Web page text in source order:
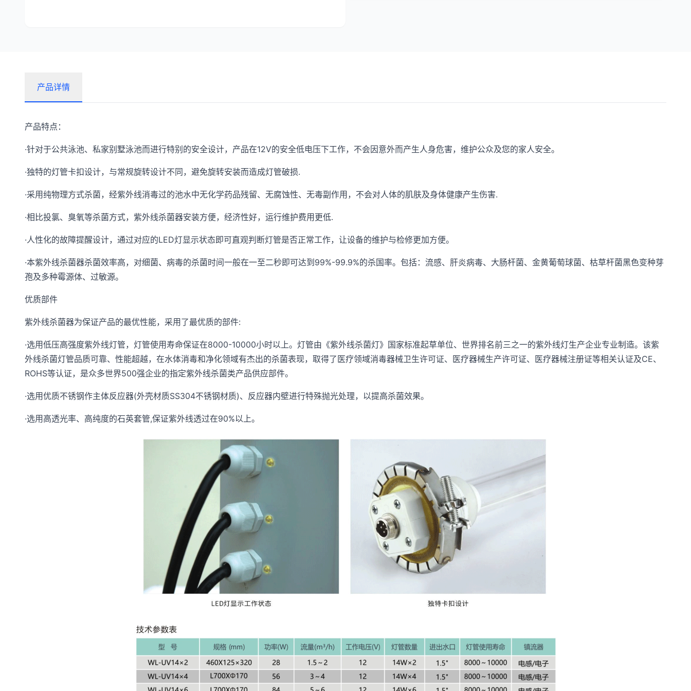
产品详情
产品特点：
·针对于公共泳池、私家别墅泳池而进行特别的安全设计，产品在12V的安全低电压下工作，不会因意外而产生人身危害，维护公众及您的家人安全。
·独特的灯管卡扣设计，与常规旋转设计不同，避免旋转安装而造成灯管破损.
·采用纯物理方式杀菌，经紫外线消毒过的池水中无化学药品残留、无腐蚀性、无毒副作用，不会对人体的肌肤及身体健康产生伤害.
·相比投氯、臭氧等杀菌方式，紫外线杀菌器安装方便，经济性好，运行维护费用更低.
·人性化的故障提醒设计，通过对应的LED灯显示状态即可直观判断灯管是否正常工作，让设备的维护与检修更加方便。
·本紫外线杀菌器杀菌效率高，对细菌、病毒的杀菌时间一般在一至二秒即可达到99%-99.9%的杀国率。包括：流感、肝炎病毒、大肠杆菌、金黄葡萄球菌、枯草杆菌黑色变种芽
孢及多种霉源体、过敏源。
优质部件
紫外线杀菌器为保证产品的最优性能，采用了最优质的部件:
·选用低压高强度紫外线灯管，灯管使用寿命保证在8000-10000小时以上。灯管由《紫外线杀菌灯》国家标准起草单位、世界排名前三之一的紫外线灯生产企业专业制造。该紫
外线杀菌灯管品质可靠、性能超越，在水体消毒和净化领域有杰出的杀菌表现，取得了医疗领域消毒器械卫生许可证、医疗器械生产许可证、医疗器械注册证等相关认证及CE、
ROHS等认证，是众多世界500强企业的指定紫外线杀菌类产品供应部件。
·选用优质不锈钢作主体反应器(外壳材质SS304不锈钢材质)、反应器内壁进行特殊抛光处理，以提高杀菌效果。
·选用高透光率、高纯度的石英套管,保证紫外线透过在90%以上。